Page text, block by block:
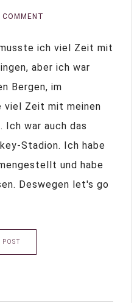
COMMENT
ich viel Zeit mit
aber ich war
Bergen, im
viel Zeit mit meinen
Ich war auch das
Stadion. Ich habe
und habe
Deswegen let's go